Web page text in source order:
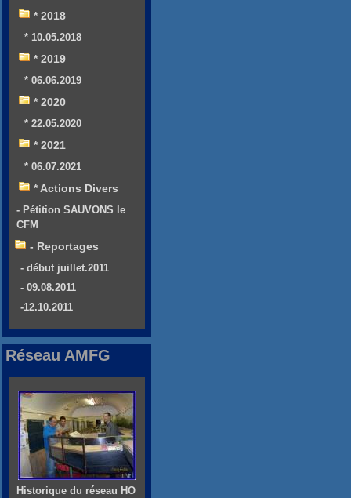
* 2018
* 10.05.2018
* 2019
* 06.06.2019
* 2020
* 22.05.2020
* 2021
* 06.07.2021
* Actions Divers
- Pétition SAUVONS le
CFM
- Reportages
- début juillet.2011
- 09.08.2011
-12.10.2011
Réseau AMFG
Historique du réseau HO